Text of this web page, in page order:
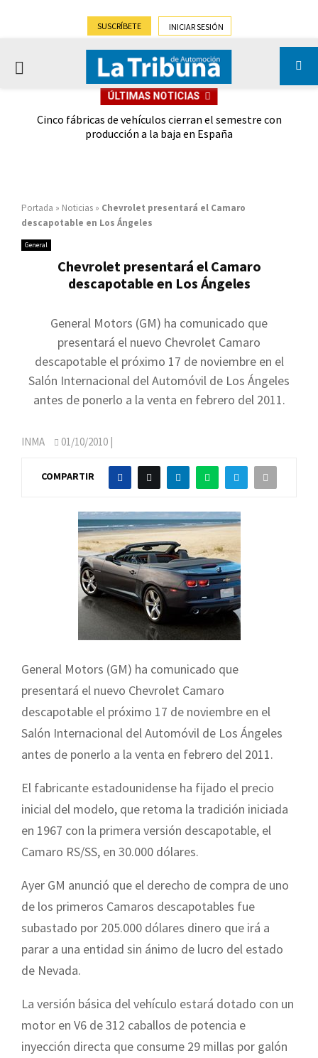
SUSCRÍBETE INICIAR SESIÓN
PRIMARY
ÚLTIMAS NOTICIAS
Cinco fábricas de vehículos cierran el semestre con
producción a la baja en España
Portada » Noticias » Chevrolet presentará el Camaro
descapotable en Los Ángeles
General
Chevrolet presentará el Camaro
descapotable en Los Ángeles
General Motors (GM) ha comunicado que
presentará el nuevo Chevrolet Camaro
descapotable el próximo 17 de noviembre en el
Salón Internacional del Automóvil de Los Ángeles
antes de ponerlo a la venta en febrero del 2011.
INMA 01/10/2010 |
COMPARTIR
General Motors (GM) ha comunicado que
presentará el nuevo Chevrolet Camaro
descapotable el próximo 17 de noviembre en el
Salón Internacional del Automóvil de Los Ángeles
antes de ponerlo a la venta en febrero del 2011.
El fabricante estadounidense ha fijado el precio
inicial del modelo, que retoma la tradición iniciada
en 1967 con la primera versión descapotable, el
Camaro RS/SS, en 30.000 dólares.
Ayer GM anunció que el derecho de compra de uno
de los primeros Camaros descapotables fue
subastado por 205.000 dólares dinero que irá a
parar a una entidad sin ánimo de lucro del estado
de Nevada.
La versión básica del vehículo estará dotado con un
motor en V6 de 312 caballos de potencia e
inyección directa que consume 29 millas por galón